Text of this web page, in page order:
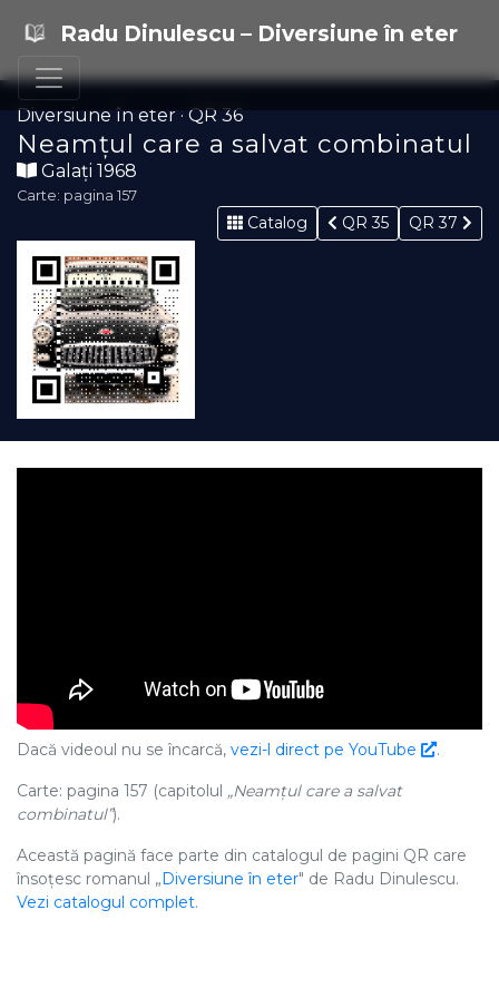
Radu Dinulescu – Diversiune în eter
Diversiune în eter · QR 36
Neamțul care a salvat combinatul
Galați 1968
Carte: pagina 157
Catalog QR 35 QR 37
Dacă videoul nu se încarcă, vezi-l direct pe YouTube .
Carte: pagina 157 (capitolul „Neamțul care a salvat
combinatul”).
Această pagină face parte din catalogul de pagini QR care
însoțesc romanul „Diversiune în eter" de Radu Dinulescu.
Vezi catalogul complet.